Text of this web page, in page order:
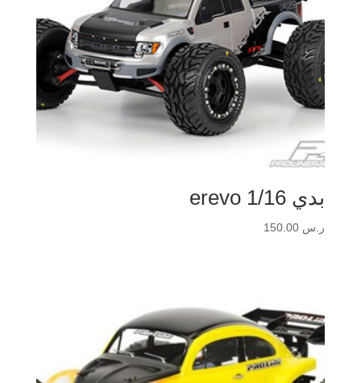
بدي erevo 1/16
ر.س